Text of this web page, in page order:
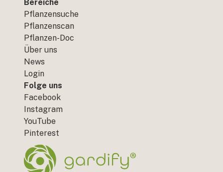
Bereiche
Pflanzensuche
Pflanzenscan
Pflanzen-Doc
Über uns
News
Login
Folge uns
Facebook
Instagram
YouTube
Pinterest